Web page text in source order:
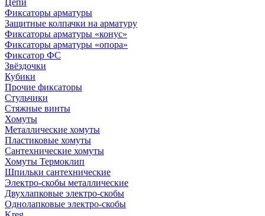
Цепи
Фиксаторы арматуры
Защитные колпачки на арматуру
Фиксаторы арматуры «конус»
Фиксаторы арматуры «опора»
Фиксатор ФС
Звёздочки
Кубики
Прочие фиксаторы
Стульчики
Стяжные винты
Хомуты
Металлические хомуты
Пластиковые хомуты
Сантехнические хомуты
Хомуты Термоклип
Шпильки сантехнические
Электро-скобы металлические
Двухлапковые электро-скобы
Однолапковые электро-скобы